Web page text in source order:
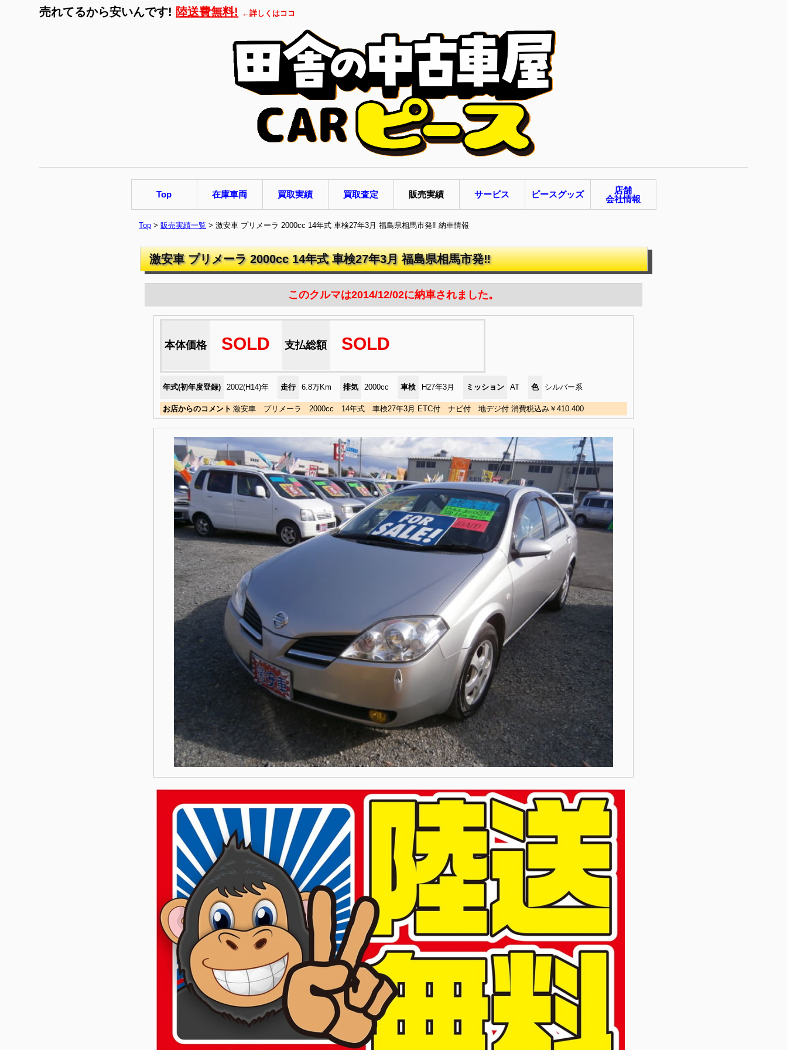
売れてるから安いんです! 陸送費無料! ←詳しくはココ
Top 在庫車両 買取実績 買取査定 販売実績 サービス ピースグッズ
店舗
会社情報
Top > 販売実績一覧 > 激安車 プリメーラ 2000cc 14年式 車検27年3月 福島県相馬市発‼ 納車情報
激安車 プリメーラ 2000cc 14年式 車検27年3月 福島県相馬市発‼
このクルマは2014/12/02に納車されました。
本体価格 SOLD 支払総額 SOLD
年式(初年度登録) 2002(H14)年 走行 6.8万Km 排気 2000cc 車検 H27年3月 ミッション AT 色 シルバー系
お店からのコメント 激安車 プリメーラ 2000cc 14年式 車検27年3月 ETC付 ナビ付 地デジ付 消費税込み￥410.400